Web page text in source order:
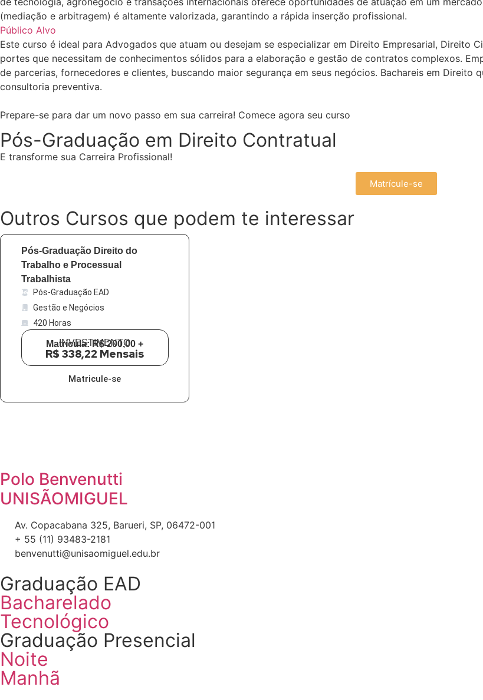
(mediação e arbitragem) é altamente valorizada, garantindo a rápida inserção profissional.
Público Alvo
Este curso é ideal para Advogados que atuam ou desejam se especializar em Direito Empresarial, Direito
portes que necessitam de conhecimentos sólidos para a elaboração e gestão de contratos complexos.
de parcerias, fornecedores e clientes, buscando maior segurança em seus negócios. Bachareis em Direito
consultoria preventiva.
Prepare-se para dar um novo passo em sua carreira! Comece agora seu curso
Pós-Graduação em Direito Contratual
E transforme sua Carreira Profissional!
Matrícule-se
Outros Cursos que podem te interessar
Pós-Graduação Direito do
Trabalho e Processual
Trabalhista
Pós-Graduação EAD
Gestão e Negócios
420 Horas
Matricule-se
INVESTIMENTO
Matrícula: R$ 200,00 +
R$ 338,22 Mensais
Polo Benvenutti
UNISÃOMIGUEL
Av. Copacabana 325, Barueri, SP, 06472-001
+ 55 (11) 93483-2181
benvenutti@unisaomiguel.edu.br
Graduação EAD
Bacharelado
Tecnológico
Graduação Presencial
Noite
Manhã